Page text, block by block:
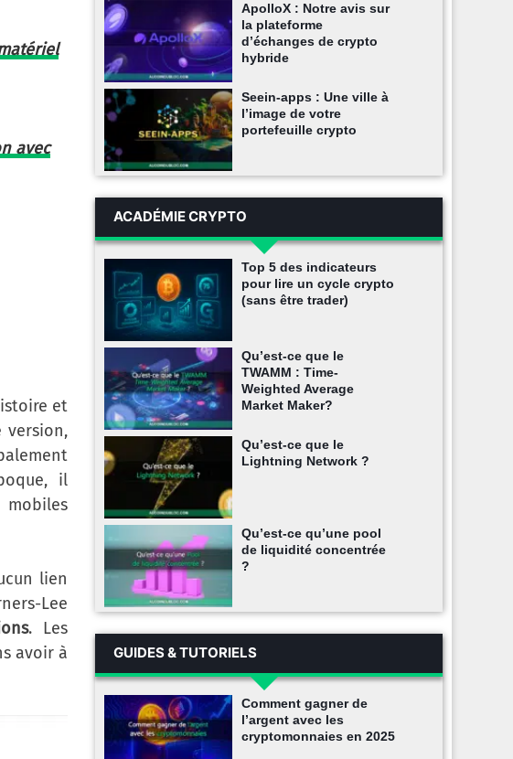
avec
et
version,
il
lien
Lee
. Les
avoir à
ApolloX : Notre avis sur
la plateforme
d’échanges de crypto
hybride
Seein-apps : Une ville à
l’image de votre
portefeuille crypto
ACADÉMIE CRYPTO
Top 5 des indicateurs
pour lire un cycle crypto
(sans être trader)
Qu’est-ce que le
TWAMM : Time-
Weighted Average
Market Maker?
Qu’est-ce que le
Lightning Network ?
Qu’est-ce qu’une pool
de liquidité concentrée
?
GUIDES & TUTORIELS
Comment gagner de
l’argent avec les
cryptomonnaies en 2025